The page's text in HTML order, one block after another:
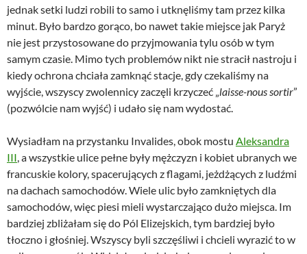
jednak setki ludzi robili to samo i utknęliśmy tam przez kilka
minut. Było bardzo gorąco, bo nawet takie miejsce jak Paryż
nie jest przystosowane do przyjmowania tylu osób w tym
samym czasie. Mimo tych problemów nikt nie stracił nastroju i
kiedy ochrona chciała zamknąć stacje, gdy czekaliśmy na
wyjście, wszyscy zwolennicy zaczęli krzyczeć „ laisse-nous sortir”
(pozwólcie nam wyjść) i udało się nam wydostać.
Wysiadłam na przystanku Invalides, obok mostu Aleksandra
III , a wszystkie ulice pełne były mężczyzn i kobiet ubranych we
francuskie kolory, spacerujących z flagami, jeżdżących z ludźmi
na dachach samochodów. Wiele ulic było zamkniętych dla
samochodów, więc piesi mieli wystarczająco dużo miejsca. Im
bardziej zbliżałam się do Pól Elizejskich, tym bardziej było
tłoczno i głośniej. Wszyscy byli szczęśliwi i chcieli wyrazić to w